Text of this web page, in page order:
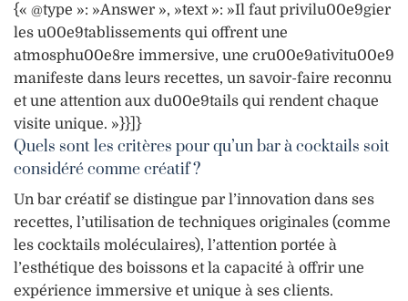
{« @type »: »Answer », »text »: »Il faut privilu00e9gier
les u00e9tablissements qui offrent une
atmosphu00e8re immersive, une cru00e9ativitu00e9
manifeste dans leurs recettes, un savoir-faire reconnu
et une attention aux du00e9tails qui rendent chaque
visite unique. »}}]}
Quels sont les critères pour qu’un bar à cocktails soit
considéré comme créatif ?
Un bar créatif se distingue par l’innovation dans ses
recettes, l’utilisation de techniques originales (comme
les cocktails moléculaires), l’attention portée à
l’esthétique des boissons et la capacité à offrir une
expérience immersive et unique à ses clients.